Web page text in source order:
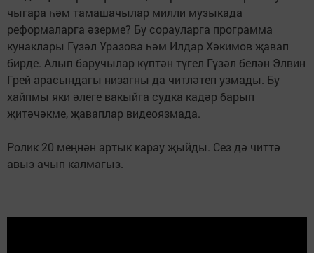
чыгара һәм тамашачылар милли музыкада
реформаларга әзерме? Бу сорауларга программа
кунаклары Гүзәл Уразова һәм Илдар Хәкимов җавап
бирде. Алып баручылар күптән түгел Гүзәл белән Элвин
Грей арасындагы низагны да читләтеп узмады. Бу
хайпмы яки әлеге вакыйга судка кадәр барып
җитәчәкме, җаваплар видеоязмада.
Ролик 20 меңнән артык карау җыйды. Сез дә читтә
авыз ачып калмагыз.